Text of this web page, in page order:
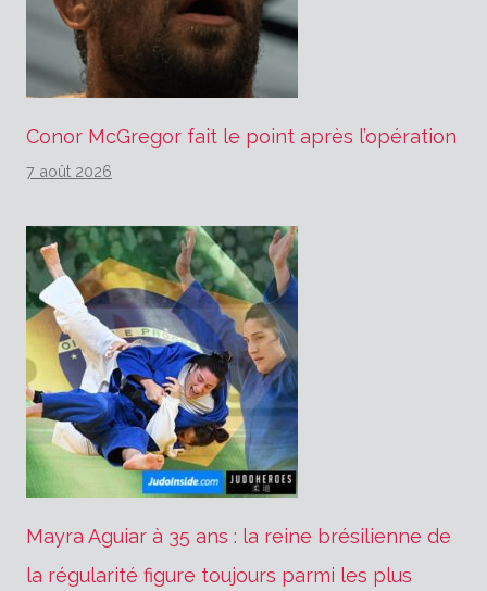
Conor McGregor fait le point après l’opération
7 août 2026
Mayra Aguiar à 35 ans : la reine brésilienne de
la régularité figure toujours parmi les plus